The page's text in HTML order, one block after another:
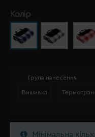
Колір
Група нанесення
Вишивка
Мінімальна